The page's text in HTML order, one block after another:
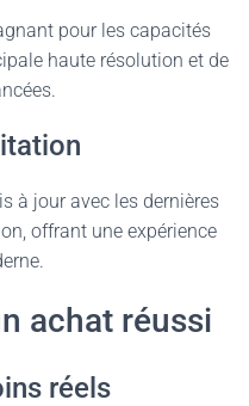
pour les capacités
haute résolution et de
à jour avec les dernières
offrant une expérience
achat réussi
réels